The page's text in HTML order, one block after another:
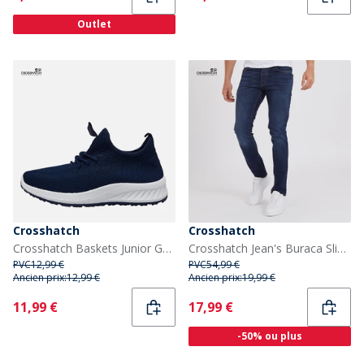
Outlet
Crosshatch
Crosshatch Baskets Junior Garçon Antioch Navy
PVC12,99 €
Ancien prix:12,99 €
Current
11,99 €
Crosshatch
Crosshatch Jean's Buraca Slim Fit Denim Foncé homme
PVC54,99 €
Ancien prix:19,99 €
Current
17,99 €
-50% ou plus